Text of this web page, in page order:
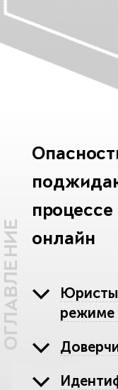
ОГЛАВЛЕНИЕ
онлайн
Юристы
режиме